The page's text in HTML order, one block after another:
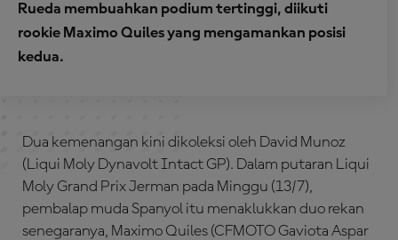
Rueda membuahkan podium tertinggi, diikuti
rookie Maximo Quiles yang mengamankan posisi
kedua.
Dua kemenangan kini dikoleksi oleh David Munoz
(Liqui Moly Dynavolt Intact GP). Dalam putaran Liqui
Moly Grand Prix Jerman pada Minggu (13/7),
pembalap muda Spanyol itu menaklukkan duo rekan
senegaranya, Maximo Quiles (CFMOTO Gaviota Aspar